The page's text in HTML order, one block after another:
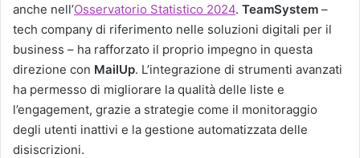
anche nell’Osservatorio Statistico 2024. TeamSystem –
tech company di riferimento nelle soluzioni digitali per il
business – ha rafforzato il proprio impegno in questa
direzione con MailUp. L’integrazione di strumenti avanzati
ha permesso di migliorare la qualità delle liste e
l’engagement, grazie a strategie come il monitoraggio
degli utenti inattivi e la gestione automatizzata delle
disiscrizioni.